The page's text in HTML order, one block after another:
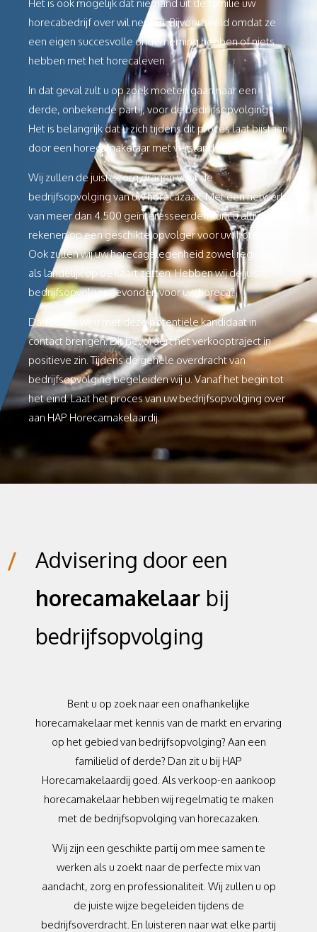
Het is ook mogelijk dat niemand uit de familie uw
horecabedrijf over wil nemen. Bijvoorbeeld omdat ze
een eigen succesvolle onderneming hebben of niets
hebben met het horecaleven.
In dat geval zult u op zoek moeten gaan naar een
derde, onbekende partij, voor de bedrijfsopvolging.
Het is belangrijk dat u zich tijdens dit proces laat bijstaan
door een horecamakelaar met verstand van zaken.
Wij zullen de juiste zorg dragen voor de
bedrijfsopvolging van uw horecazaak. Met een netwerk
van meer dan 4.500 geïnteresseerden kunt u altijd
rekenen op een geschikte opvolger voor uw horeca.
Ook zullen wij uw horecagelegenheid zowel regionaal
als landelijk op de kaart zetten. Hebben wij de juiste
bedrijfsopvolger gevonden voor uw horeca?
Dan zullen wij u met deze potentiële kandidaat in
contact brengen. Dit bevordert het verkooptraject in
positieve zin. Tijdens de gehele overdracht van
bedrijfsopvolging begeleiden wij u. Vanaf het begin tot
het eind. Laat het proces van uw bedrijfsopvolging over
aan HAP Horecamakelaardij.
/
Advisering door een
horecamakelaar bij
bedrijfsopvolging
Bent u op zoek naar een onafhankelijke
horecamakelaar met kennis van de markt en ervaring
op het gebied van bedrijfsopvolging? Aan een
familielid of derde? Dan zit u bij HAP
Horecamakelaardij goed. Als verkoop-en aankoop
horecamakelaar hebben wij regelmatig te maken
met de bedrijfsopvolging van horecazaken.
Wij zijn een geschikte partij om mee samen te
werken als u zoekt naar de perfecte mix van
aandacht, zorg en professionaliteit. Wij zullen u op
de juiste wijze begeleiden tijdens de
bedrijfsoverdracht. En luisteren naar wat elke partij